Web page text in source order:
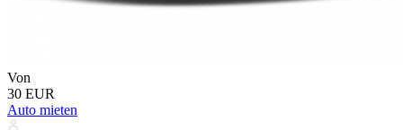
Von
30 EUR
Auto mieten